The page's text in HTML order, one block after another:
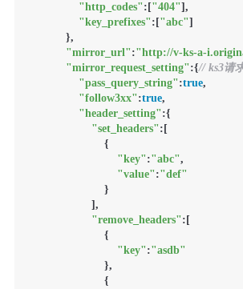
"http_codes":["404"],
"key_prefixes":["abc"]
            },
"mirror_url":"http://v-ks-a-
"mirror_request_setting":{// ks3请
"pass_query_string":true,
"follow3xx":true,
"header_setting":{
"set_headers":[
                        {
"key":"abc",
"value":"def"
                        }
                    ],
"remove_headers":[
                        {
"key":"asdb"
                        },
                        {